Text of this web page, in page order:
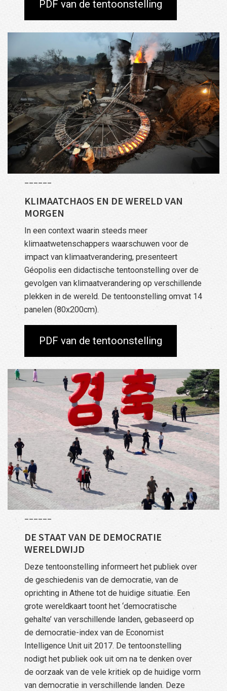
PDF van de tentoonstelling
KLIMAATCHAOS EN DE WERELD VAN
MORGEN
In een context waarin steeds meer
klimaatwetenschappers waarschuwen voor de
impact van klimaatverandering, presenteert
Géopolis een didactische tentoonstelling over de
gevolgen van klimaatverandering op verschillende
plekken in de wereld. De tentoonstelling omvat 14
panelen (80x200cm).
PDF van de tentoonstelling
DE STAAT VAN DE DEMOCRATIE
WERELDWIJD
Deze tentoonstelling informeert het publiek over
de geschiedenis van de democratie, van de
oprichting in Athene tot de huidige situatie. Een
grote wereldkaart toont het ‘democratische
gehalte’ van verschillende landen, gebaseerd op
de democratie-index van de Economist
Intelligence Unit uit 2017. De tentoonstelling
nodigt het publiek ook uit om na te denken over
de oorzaak van de vele kritiek op de huidige vorm
van democratie in verschillende landen. Deze